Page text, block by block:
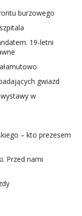
burzowego
19-letni
gwiazd
w
– kto prezesem
Przed nami